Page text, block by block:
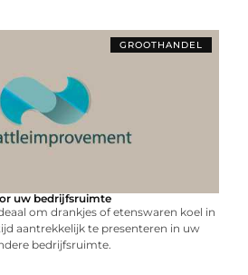
GROOTHANDEL
uw bedrijfsruimte
om drankjes of etenswaren koel in
aantrekkelijk te presenteren in uw
bedrijfsruimte.